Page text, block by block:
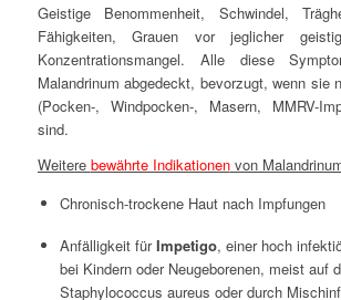
Geistige Benommenheit, Schwindel,
Fähigkeiten, Grauen vor jeglicher
Konzentrationsmangel. Alle diese
Malandrinum abgedeckt, bevorzugt, wenn sie
(Pocken-, Windpocken-, Masern, MMRV-
sind.
Weitere bewährte Indikationenvon
Chronisch-trockene Haut nach Impfungen
Anfälligkeit fürImpetigo, einer hoch
bei Kindern oder Neugeborenen, meist auf
Staphylococcus aureus oder durch